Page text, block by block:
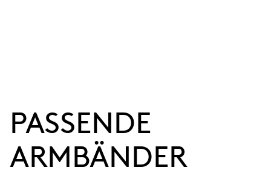
38 Std.
Gangreserve
KALIBER
PASSENDE
ARMBÄNDER